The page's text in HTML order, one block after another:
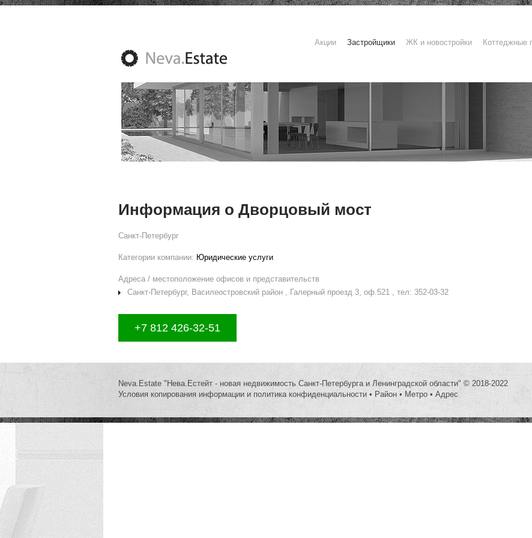
Акции Застройщики ЖК и новостройки Коттеджные
Информация о Дворцовый мост
Санкт-Петербург
Категории компании: Юридические услуги
Адреса / местоположение офисов и представительств
Санкт-Петербург, Василеостровский район , Галерный проезд 3, оф.521 , тел: 352-03-32
+7 812 426-32-51
Neva.Estate "Нева.Естейт - новая недвижимость Санкт-Петербурга и Ленинградской области" © 2018-2022
Условия копирования информации и политика конфиденциальности • Район • Метро • Адрес